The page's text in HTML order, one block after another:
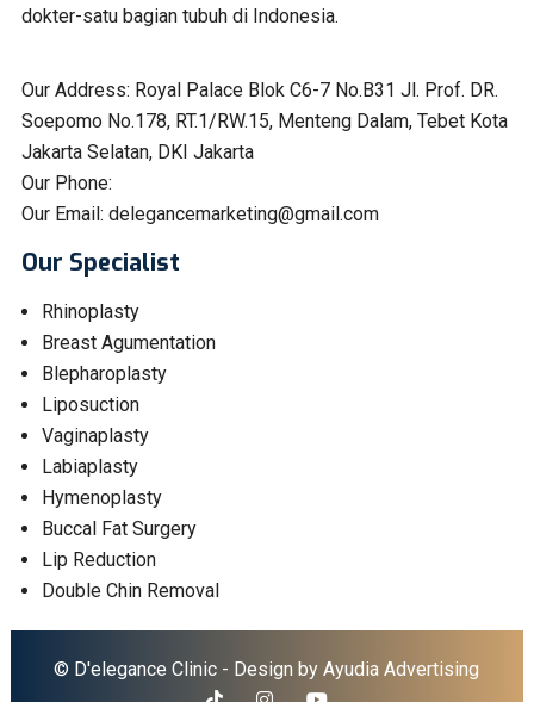
dokter-satu bagian tubuh di Indonesia.
Our Address: Royal Palace Blok C6-7 No.B31 Jl. Prof. DR.
Soepomo No.178, RT.1/RW.15, Menteng Dalam, Tebet Kota
Jakarta Selatan, DKI Jakarta
Our Phone:
Our Email: delegancemarketing@gmail.com
Our Specialist
Rhinoplasty
Breast Agumentation
Blepharoplasty
Liposuction
Vaginaplasty
Labiaplasty
Hymenoplasty
Buccal Fat Surgery
Lip Reduction
Double Chin Removal
© D'elegance Clinic - Design byAyudia Advertising